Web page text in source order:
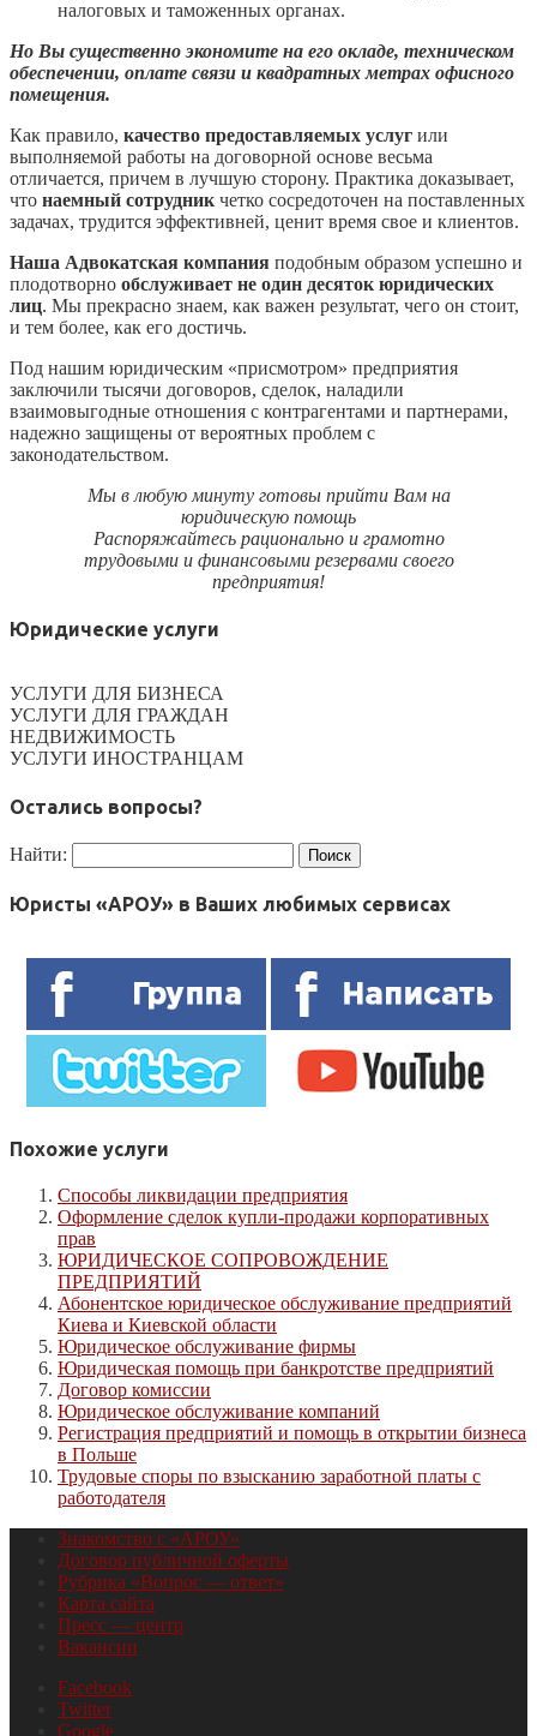
налоговых и таможенных органах.
Но Вы существенно экономите на его окладе, техническом
обеспечении, оплате связи и квадратных метрах офисного
помещения.
Как правило, качество предоставляемых услуг или
выполняемой работы на договорной основе весьма
отличается, причем в лучшую сторону. Практика доказывает,
что наемный сотрудник четко сосредоточен на поставленных
задачах, трудится эффективней, ценит время свое и клиентов.
Наша Адвокатская компания подобным образом успешно и
плодотворно обслуживает не один десяток юридических
лиц. Мы прекрасно знаем, как важен результат, чего он стоит,
и тем более, как его достичь.
Под нашим юридическим «присмотром» предприятия
заключили тысячи договоров, сделок, наладили
взаимовыгодные отношения с контрагентами и партнерами,
надежно защищены от вероятных проблем с
законодательством.
Мы в любую минуту готовы прийти Вам на
юридическую помощь
Распоряжайтесь рационально и грамотно
трудовыми и финансовыми резервами своего
предприятия!
Юридические услуги
УСЛУГИ ДЛЯ БИЗНЕСА
УСЛУГИ ДЛЯ ГРАЖДАН
НЕДВИЖИМОСТЬ
УСЛУГИ ИНОСТРАНЦАМ
Остались вопросы?
Найти:
Юристы «АРОУ» в Ваших любимых сервисах
Похожие услуги
Способы ликвидации предприятия
Оформление сделок купли-продажи корпоративных
прав
ЮРИДИЧЕСКОЕ СОПРОВОЖДЕНИЕ
ПРЕДПРИЯТИЙ
Абонентское юридическое обслуживание предприятий
Киева и Киевской области
Юридическое обслуживание фирмы
Юридическая помощь при банкротстве предприятий
Договор комиссии
Юридическое обслуживание компаний
Регистрация предприятий и помощь в открытии бизнеса
в Польше
Трудовые споры по взысканию заработной платы с
работодателя
Знакомство с «АРОУ»
Договор публичной оферты
Рубрика «Вопрос — ответ»
Карта сайта
Пресс — центр
Вакансии
Facebook
Twitter
Google